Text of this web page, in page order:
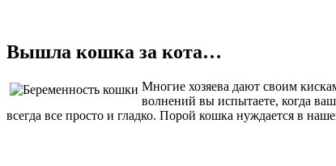
Вышла кошка за кота…
Многие хозяева дают своим
волнений вы испытаете, когда
всегда все просто и гладко. Порой кошка нуждается в